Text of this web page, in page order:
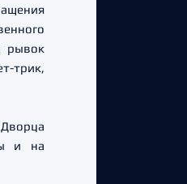
рывок
трик,
и на